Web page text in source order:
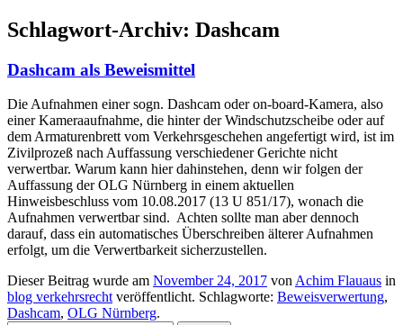
Schlagwort-Archiv: Dashcam
Dashcam als Beweismittel
Die Aufnahmen einer sogn. Dashcam oder on-board-Kamera, also
einer Kameraaufnahme, die hinter der Windschutzscheibe oder auf
dem Armaturenbrett vom Verkehrsgeschehen angefertigt wird, ist im
Zivilprozeß nach Auffassung verschiedener Gerichte nicht
verwertbar. Warum kann hier dahinstehen, denn wir folgen der
Auffassung der OLG Nürnberg in einem aktuellen
Hinweisbeschluss vom 10.08.2017 (13 U 851/17), wonach die
Aufnahmen verwertbar sind. Achten sollte man aber dennoch
darauf, dass ein automatisches Überschreiben älterer Aufnahmen
erfolgt, um die Verwertbarkeit sicherzustellen.
Dieser Beitrag wurde am November 24, 2017 von Achim Flauaus in
blog verkehrsrecht veröffentlicht. Schlagworte: Beweisverwertung,
Dashcam, OLG Nürnberg.